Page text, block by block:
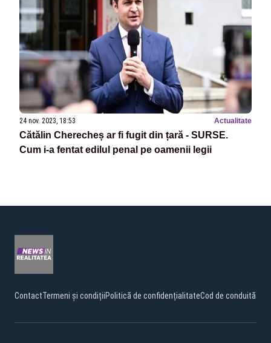
24 nov. 2023, 18:53 Actualitate
Cătălin Cherecheș ar fi fugit din țară - SURSE.
Cum i-a fentat edilul penal pe oamenii legii
ContactTermeni și condițiiPolitică de confidențialitateCod de conduită